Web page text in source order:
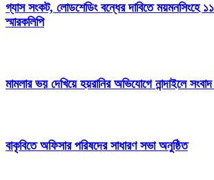
গ্যাস সংকট, লোডশেডিং বন্ধের দাবিতে ময়মনসিংহে
স্মারকলিপি
মামলার ভয় দেখিয়ে হয়রানির অভিযোগে নান্দাইলে
বাকৃবিতে অফিসার পরিষদের সাধারণ সভা অনুষ্ঠিত